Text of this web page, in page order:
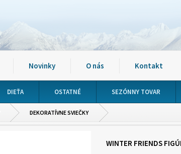
Novinky O nás Kontakt
DIEŤA OSTATNÉ SEZÓNNY TOVAR
DEKORATÍVNE SVIEČKY
WINTER FRIENDS